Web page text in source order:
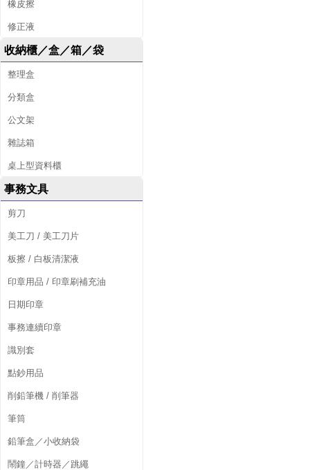
橡皮擦
修正液
收納櫃／盒／箱／袋
整理盒
分類盒
公文架
雜誌箱
桌上型資料櫃
事務文具
剪刀
美工刀 / 美工刀片
板擦 / 白板清潔液
印章用品 / 印章刷補充油
日期印章
事務連續印章
識別套
點鈔用品
削鉛筆機 / 削筆器
筆筒
鉛筆盒／小收納袋
鬧鐘／計時器／跳繩